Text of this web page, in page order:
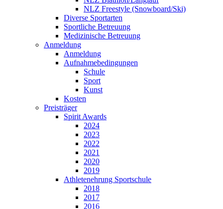
NLZ Freestyle (Snowboard/Ski)
Diverse Sportarten
Sportliche Betreuung
Medizinische Betreuung
Anmeldung
Anmeldung
Aufnahmebedingungen
Schule
Sport
Kunst
Kosten
Preisträger
Spirit Awards
2024
2023
2022
2021
2020
2019
Athletenehrung Sportschule
2018
2017
2016